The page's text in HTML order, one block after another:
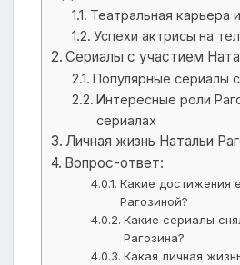
Театральная карьера
Успехи актрисы на
Сериалы с участием
Популярные сериалы
Интересные роли
сериалах
Личная жизнь Натальи
Вопрос-ответ:
Какие достижения
Рагозиной?
Какие сериалы
Рагозина?
Какая личная